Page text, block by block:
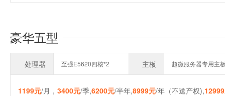
豪华五型
处理器 至强E5620四核*2 主板 超微服务器专用主
1199元/月， 3400元/季,6200元/半年,8999元/年（不送产权),